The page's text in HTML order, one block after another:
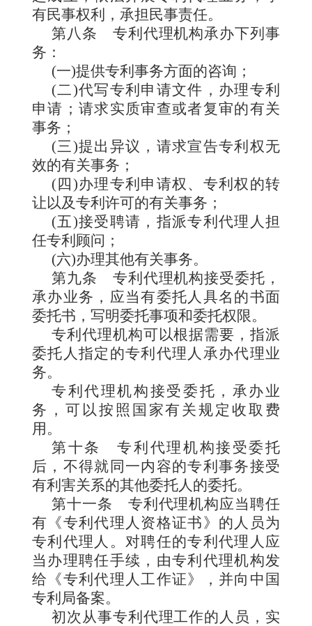
有民事权利，承担民事责任。
第八条 专利代理机构承办下列事
务：
(一)提供专利事务方面的咨询；
(二)代写专利申请文件，办理专利
申请；请求实质审查或者复审的有关
事务；
(三)提出异议，请求宣告专利权无
效的有关事务；
(四)办理专利申请权、专利权的转
让以及专利许可的有关事务；
(五)接受聘请，指派专利代理人担
任专利顾问；
(六)办理其他有关事务。
第九条 专利代理机构接受委托，
承办业务，应当有委托人具名的书面
委托书，写明委托事项和委托权限。
专利代理机构可以根据需要，指派
委托人指定的专利代理人承办代理业
务。
专利代理机构接受委托，承办业
务，可以按照国家有关规定 收取费
用。
第十条
专利代理机构接受委托
后，不得就同一内容的专利事务接受
有利害关系的其他委托人的委托。
第十一条 专利代理机构应当聘任
有《专利代理人资格证书》的人员为
专利代理人。对聘任的专利代理人应
当办理聘任手续，由专利代理机构发
给《专利代理人工作证》，并向中国
专利局备案。
初次从事专利代理工作的人员，实